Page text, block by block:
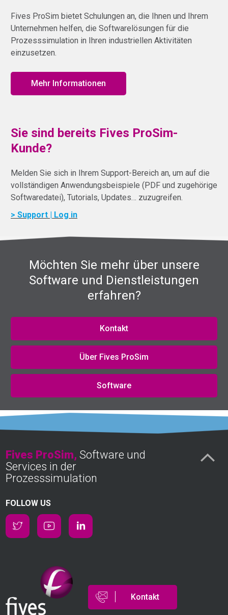
Fives ProSim bietet Schulungen an, die Ihnen und Ihrem
Unternehmen helfen, die Softwarelösungen für die
Prozesssimulation in Ihren industriellen Aktivitäten
einzusetzen.
Mehr Informationen
Sie sind bereits Fives ProSim-
Kunde?
Melden Sie sich in Ihrem Support-Bereich an, um auf die
vollständigen Anwendungsbeispiele (PDF und zugehörige
Softwaredatei), Tutorials, Updates… zuzugreifen.
> Support | Log in
Möchten Sie mehr über unsere
Software und Dienstleistungen
erfahren?
Kontakt
Über Fives ProSim
Software
Fives ProSim, Software und
Services in der
Prozesssimulation
Kontakt
FOLLOW US